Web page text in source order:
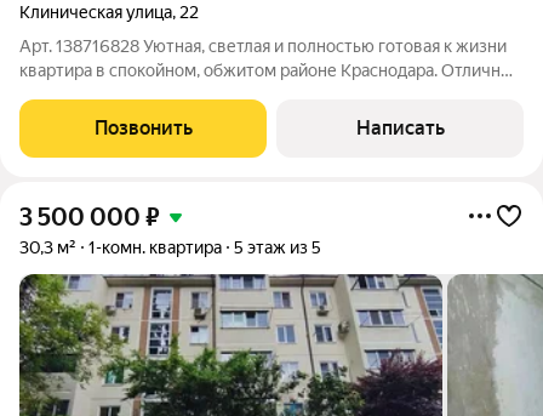
Клиническая улица, 22
Арт. 138716828 Уютная, светлая и полностью готовая к жизни
квартира в спокойном, обжитом районе Краснодара. Отличный
продумано до мелочей. Что внутри:Евроремонт свежие,
качественные
Позвонить Написать
3 500 000 ₽
30,3 м² 1-комн. квартира 5 этаж из 5